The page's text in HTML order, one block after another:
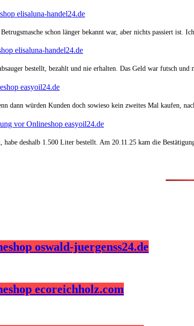
elisaluna-handel24.de
schon länger bekannt war, aber nichts passiert ist.
elisaluna-handel24.de
bestellt, bezahlt und nie erhalten. Das Geld war futsch
easyoil24.de
dann würden Kunden doch sowieso kein zweites Mal kaufen,
vor Onlineshop easyoil24.de
habe deshalb 1.500 Liter bestellt. Am 20.11.25 kam die
oswald-juergenss24.de
ecoreichholz.com